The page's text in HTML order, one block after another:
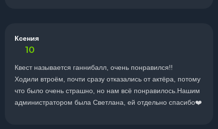
Ксения
10
Квест называется ганнибалл, очень понравился!!
Ходили втроём, почти сразу отказались от актёра, потому
что было очень страшно, но нам всё понравилось.Нашим
администратором была Светлана, ей отдельно спасибо❤️